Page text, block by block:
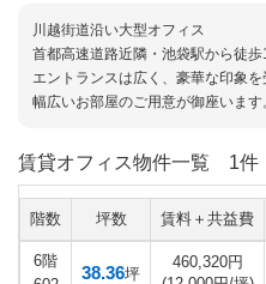
川越街道沿い大型オフィス
首都高速道路近隣・池袋駅から徒
エントランスは広く、豪華な印象
幅広いお部屋のご用意が御座います
賃貸オフィス物件一覧 1件
階数 坪数 賃料＋共益費
6階
38.36坪
460,320円